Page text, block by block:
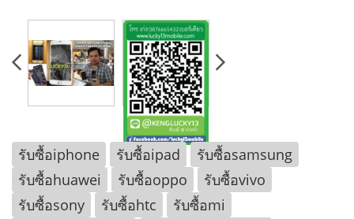
รับซื้อiphone รับซื้อipad
รับซื้อsamsung
รับซื้อhuawei
รับซื้อoppo
รับซื้อvivo
รับซื้อsony
รับซื้อhtc
รับซื้อmi